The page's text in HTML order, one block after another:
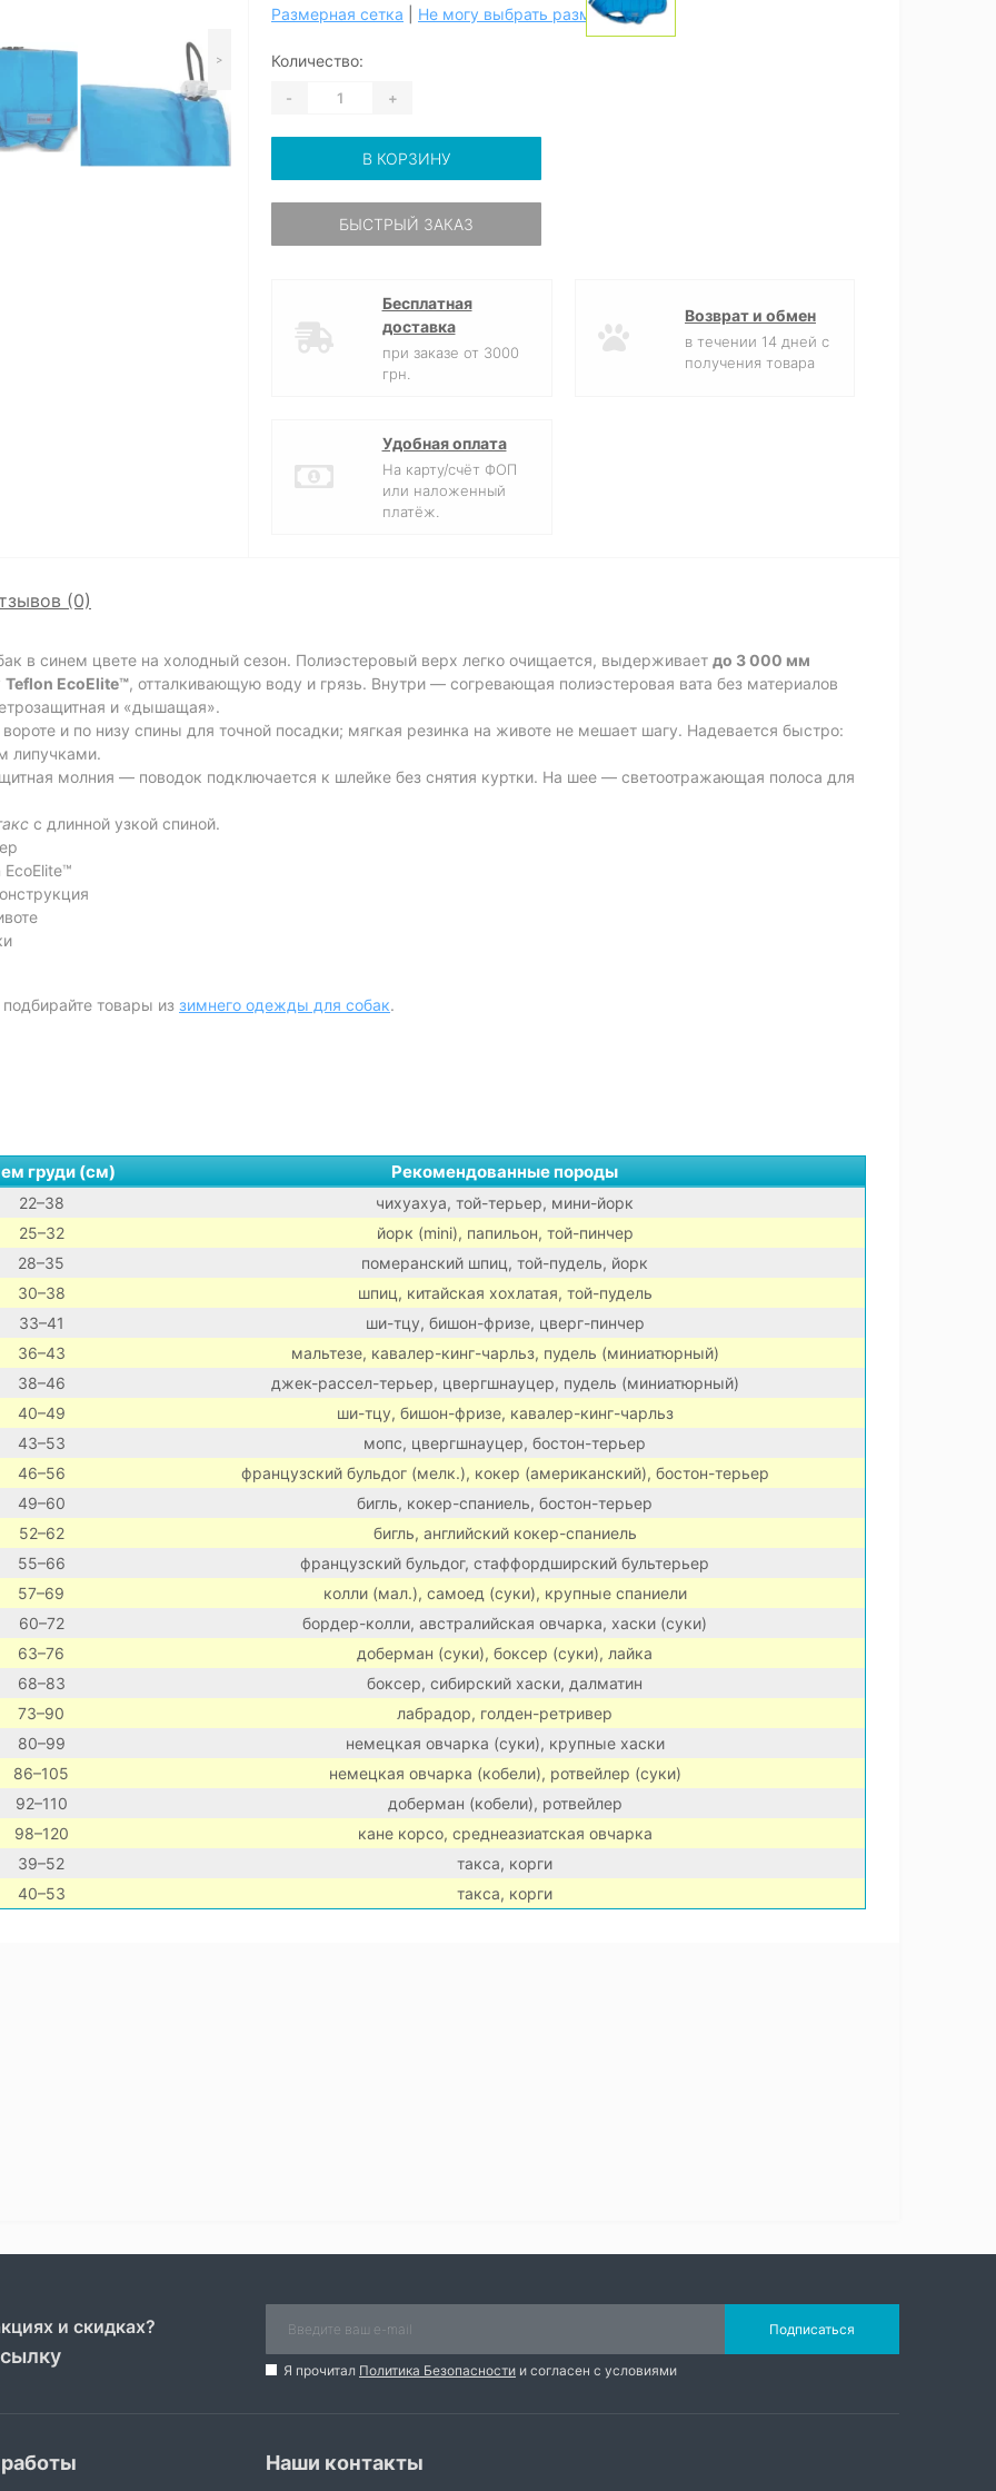
>
Размерная сетка Не могу выбрать размер
Количество:
- +
В КОРЗИНУ
БЫСТРЫЙ ЗАКАЗ
Бесплатная
доставка
при заказе от 3000
грн.
Возврат и обмен
в течении 14 дней с
получения товара
Удобная оплата
На карту/счёт ФОП
или наложенный
платёж.
(0)
в синем цвете на холодный сезон. Полиэстеровый верх легко очищается, выдерживает до 3 000 мм
Teflon EcoElite™, отталкивающую воду и грязь. Внутри — согревающая полиэстеровая вата без материалов
и «дышащая».
и по низу спины для точной посадки; мягкая резинка на животе не мешает шагу. Надевается быстро:
липучками.
молния — поводок подключается к шлейке без снятия куртки. На шее — светоотражающая полоса для
с длинной узкой спиной.
товары из зимнего одежды для собак.
груди (см) Рекомендованные породы
22–38
чихуахуа, той-терьер, мини-йорк
25–32
йорк (mini), папильон, той-пинчер
28–35
померанский шпиц, той-пудель, йорк
30–38
шпиц, китайская хохлатая, той-пудель
33–41
ши-тцу, бишон-фризе, цверг-пинчер
36–43
мальтезе, кавалер-кинг-чарльз, пудель (миниатюрный)
38–46
джек-рассел-терьер, цвергшнауцер, пудель (миниатюрный)
40–49
ши-тцу, бишон-фризе, кавалер-кинг-чарльз
43–53
мопс, цвергшнауцер, бостон-терьер
46–56
французский бульдог (мелк.), кокер (американский), бостон-терьер
49–60
бигль, кокер-спаниель, бостон-терьер
52–62
бигль, английский кокер-спаниель
55–66
французский бульдог, стаффордширский бультерьер
57–69
колли (мал.), самоед (суки), крупные спаниели
60–72
бордер-колли, австралийская овчарка, хаски (суки)
63–76
доберман (суки), боксер (суки), лайка
68–83
боксер, сибирский хаски, далматин
73–90
лабрадор, голден-ретривер
80–99
немецкая овчарка (суки), крупные хаски
86–105
немецкая овчарка (кобели), ротвейлер (суки)
92–110
доберман (кобели), ротвейлер
98–120
кане корсо, среднеазиатская овчарка
39–52
такса, корги
40–53
такса, корги
и скидках? Подписаться
Я прочитал Политика Безопасности и согласен с условиями
Наши контакты